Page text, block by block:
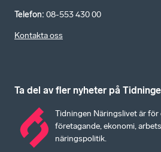
Telefon: 08-553 430 00
Kontakta oss
Ta del av fler nyheter på
Tidningen Näringslivet är
företagande, ekonomi,
näringspolitik.